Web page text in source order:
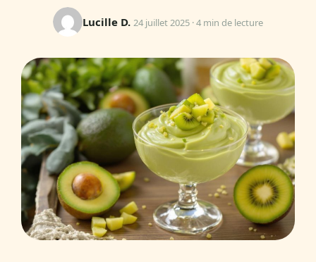
Lucille D. 24 juillet 2025 · 4 min de lecture